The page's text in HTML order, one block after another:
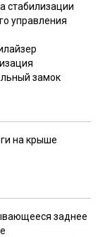
стабилизации
управления
замок
на крыше
заднее